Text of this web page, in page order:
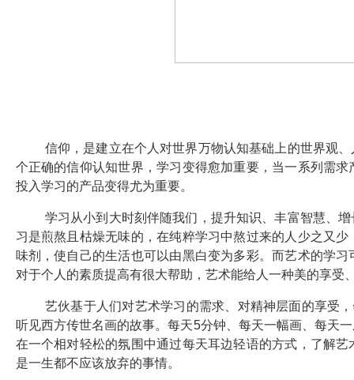
信仰，是建立在个人对世界万物认知基础上的世界观
个正确的信仰认知世界，学习变得愈加重要，当一系列需
投入学习的产品变得尤为重要。
学习从小到大时刻伴随我们，提升知识、丰富智慧、
习是煎熬且枯燥无味的，在纯粹学习中熬过来的人少之又
味剂，使自己的生活也可以由黑白变为多彩。而艺术的学
对于个人的素质提高有很大帮助，艺术能给人一种美的享
艺伙基于人们对艺术学习的需求、对精神层面的享受
听见西方传世名画的故事。每天5分钟、每天一幅画、每天
在一个相对轻松的氛围中通过每天耳边轻语的方式，了解
是一生都不应该放弃的事情。